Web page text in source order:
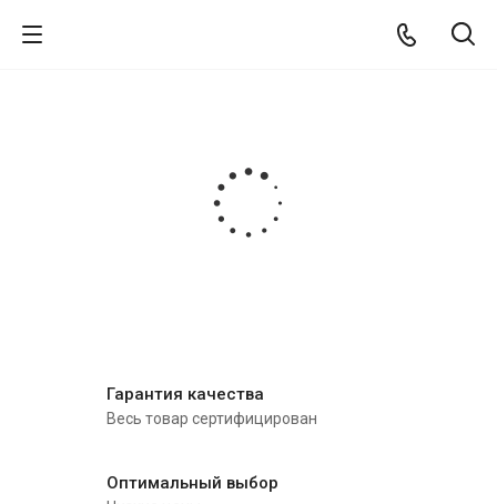
Гарантия качества
Весь товар сертифицирован
Оптимальный выбор